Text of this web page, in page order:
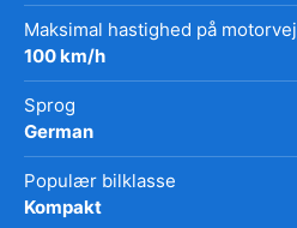
Maksimal hastighed på motorvej
100 km/h
Sprog
German
Populær bilklasse
Kompakt